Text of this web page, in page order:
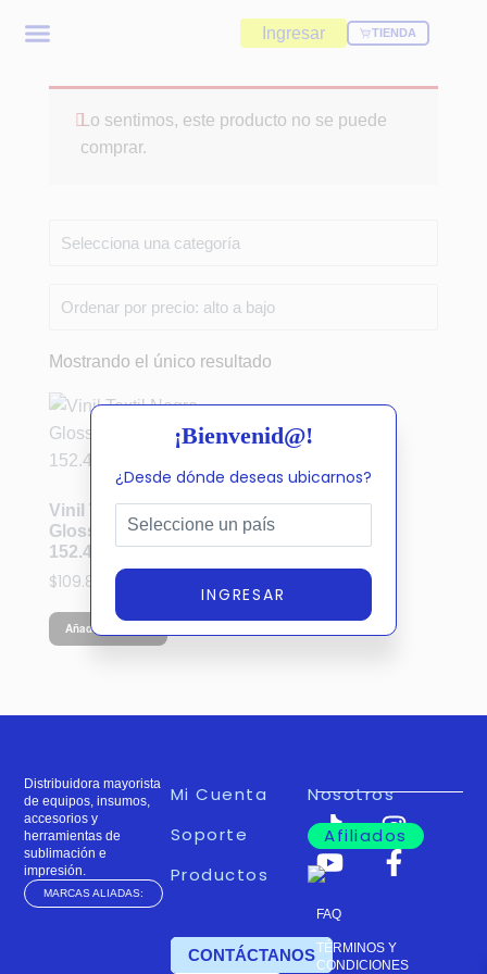
Ingresar TIENDA
¡Bienvenid@!
¿Desde dónde deseas ubicarnos?
INGRESAR
Lo sentimos, este producto no se puede
comprar.
Mostrando el único resultado
Vinil Textil Negro
Glossy (30.5cm x
152.4cm)
$109.83
Añadir al carrito
Distribuidora mayorista
de equipos, insumos,
accesorios y
herramientas de
sublimación e
impresión.
MARCAS ALIADAS:
Mi Cuenta
Soporte
Productos
Nosotros
Afiliados
TIENDA
CONTÁCTANOS
FAQ
TÉRMINOS Y
CONDICIONES